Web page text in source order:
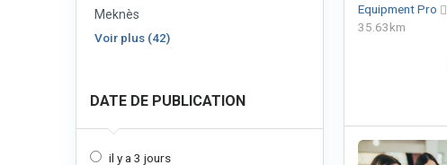
Meknès
Voir plus (42)
DATE DE PUBLICATION
il y a 3 jours
Equipment Pro
35.63km